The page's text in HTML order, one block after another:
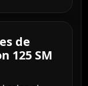
de
125 SM